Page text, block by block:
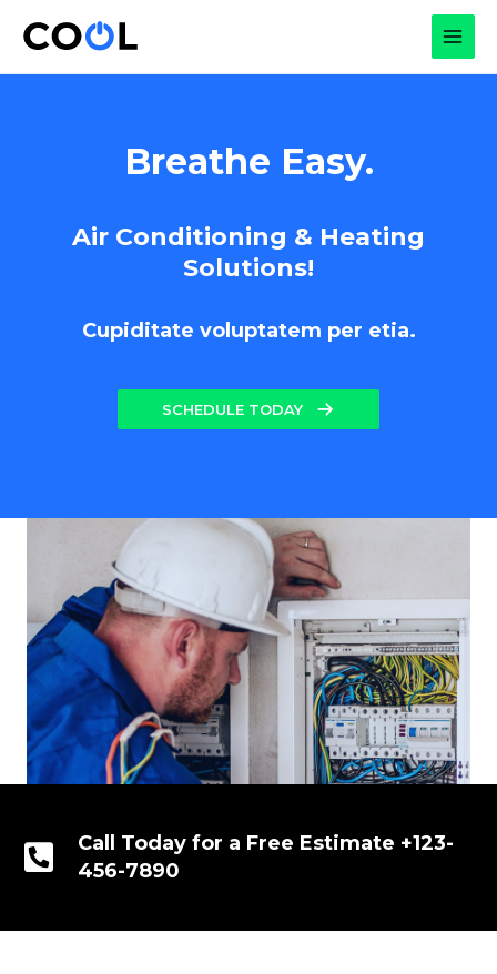
Breathe Easy.
Air Conditioning & Heating
Solutions!
Cupiditate voluptatem per etia.
SCHEDULE TODAY
Call Today for a Free Estimate +123-
456-7890